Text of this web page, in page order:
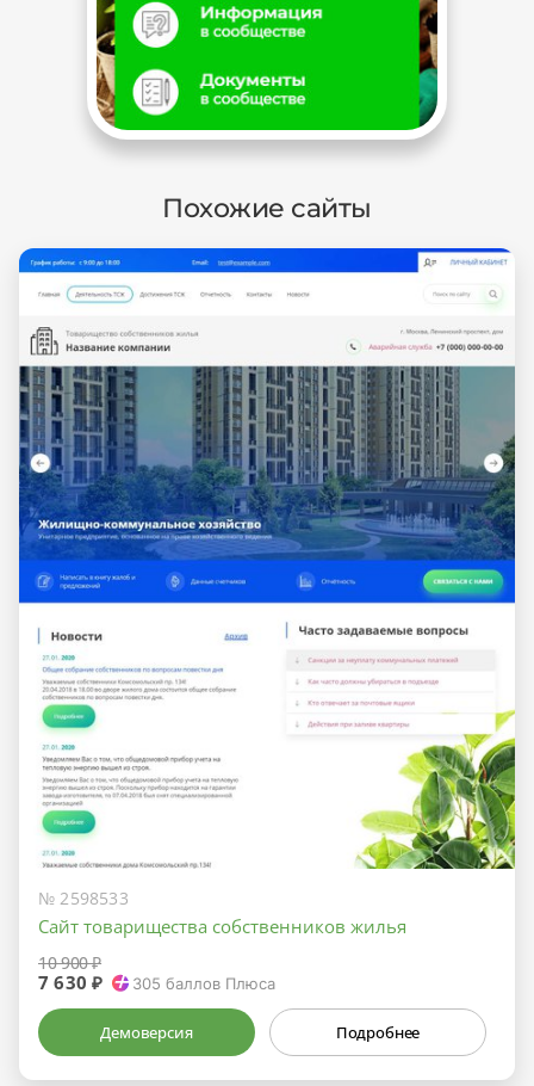
Похожие сайты
№ 2598533
Сайт товарищества собственников жилья
10 900 ₽
7 630 ₽ 305 баллов Плюса
Демоверсия Подробнее